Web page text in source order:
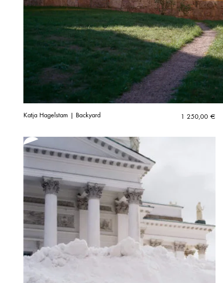
Katja Hagelstam | Backyard 1 250,00 €